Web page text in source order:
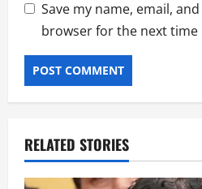
Save my name, email,
browser for the next time
RELATED STORIES